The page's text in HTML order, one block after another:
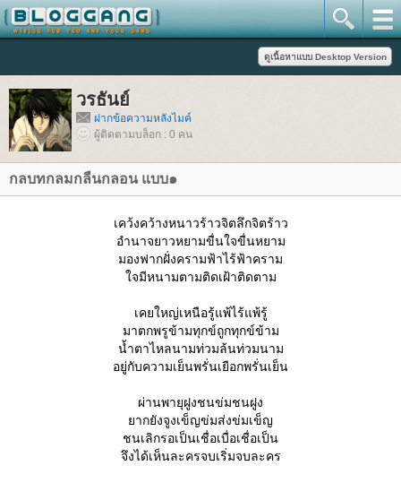
วรธันย์
ฝากข้อความหลังไมค์
ผู้ติดตามบล็อก : 0 คน
กลบทกลมกลืนกลอน แบบ๑
เคว้งคว้างหนาวร้าวจิตลึกจิตร้าว
อำนาจยาวหยามขื่นใจขื่นหยาม
มองฟากฝั่งครามฟ้าไร้ฟ้าคราม
จมีหนามตามติดเฝ้าติดตาม
เคยใหญ่เหนือรู้แพ้ไร้แพ้รู้
มาตกพรูข้ามทุกข์ถูกทุกข์ข้าม
น้ำตาไหลนามท่วมล้นท่วมนาม
อยู่กับความเย็นพรั่นเยือกพรั่นเย็น
ผ่านพายุฝูงชนข่มชนฝูง
ากยังจูงเข็ญข่มส่งข่มเข็ญ
ชนเลิกรอเป็นเชื่อเบื่อเชื่อเป็น
จึงได้เห็นละครจบเริ่มจบละคร